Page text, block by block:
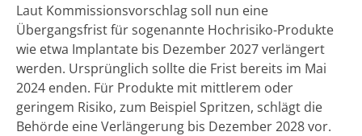
Laut Kommissionsvorschlag soll nun eine
Übergangsfrist für sogenannte Hochrisiko-Produkte
wie etwa Implantate bis Dezember 2027 verlängert
werden. Ursprünglich sollte die Frist bereits im Mai
2024 enden. Für Produkte mit mittlerem oder
geringem Risiko, zum Beispiel Spritzen, schlägt die
Behörde eine Verlängerung bis Dezember 2028 vor.